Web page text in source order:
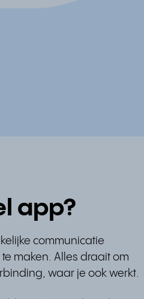
app?
communicatie
maken. Alles draait om
waar je ook werkt.